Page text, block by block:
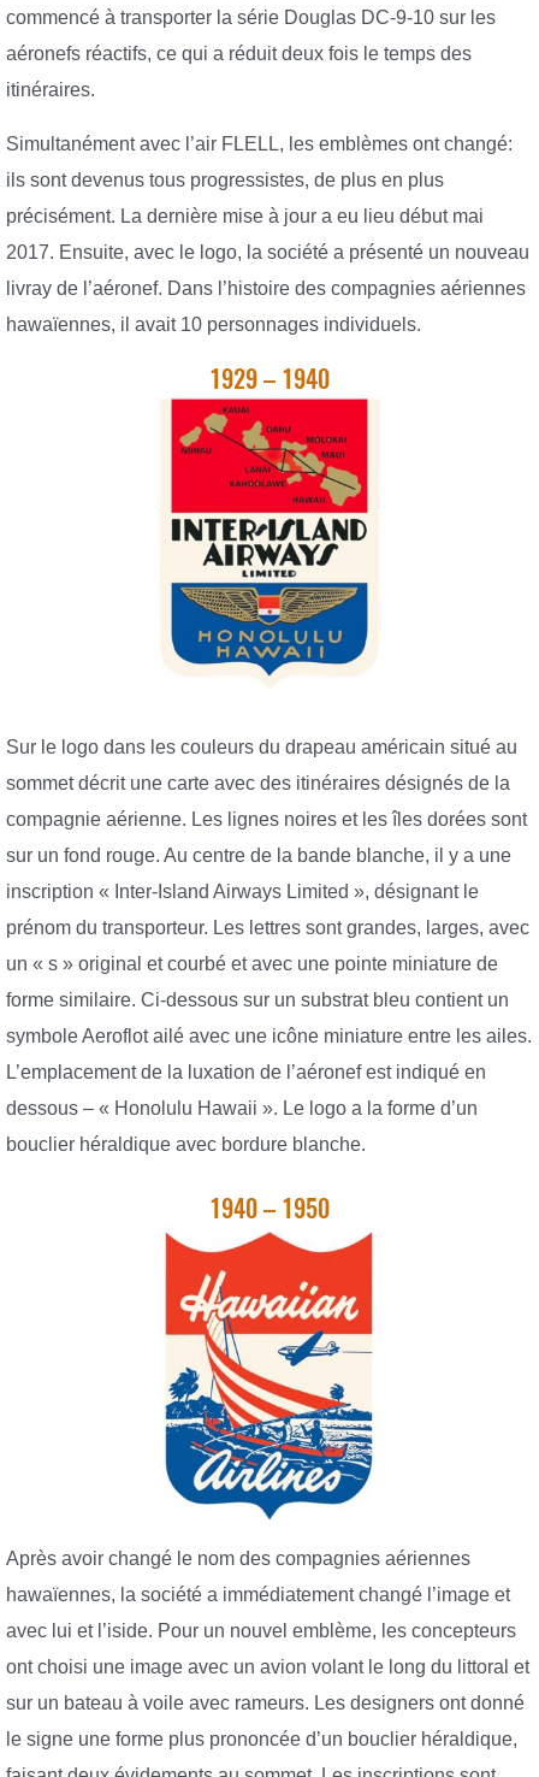
commencé à transporter la série Douglas DC-9-10 sur les
aéronefs réactifs, ce qui a réduit deux fois le temps des
itinéraires.
Simultanément avec l’air FLELL, les emblèmes ont changé:
ils sont devenus tous progressistes, de plus en plus
précisément. La dernière mise à jour a eu lieu début mai
2017. Ensuite, avec le logo, la société a présenté un nouveau
livray de l’aéronef. Dans l’histoire des compagnies aériennes
hawaïennes, il avait 10 personnages individuels.
1929 – 1940
Sur le logo dans les couleurs du drapeau américain situé au
sommet décrit une carte avec des itinéraires désignés de la
compagnie aérienne. Les lignes noires et les îles dorées sont
sur un fond rouge. Au centre de la bande blanche, il y a une
inscription « Inter-Island Airways Limited », désignant le
prénom du transporteur. Les lettres sont grandes, larges, avec
un « s » original et courbé et avec une pointe miniature de
forme similaire. Ci-dessous sur un substrat bleu contient un
symbole Aeroflot ailé avec une icône miniature entre les ailes.
L’emplacement de la luxation de l’aéronef est indiqué en
dessous – « Honolulu Hawaii ». Le logo a la forme d’un
bouclier héraldique avec bordure blanche.
1940 – 1950
Après avoir changé le nom des compagnies aériennes
hawaïennes, la société a immédiatement changé l’image et
avec lui et l’iside. Pour un nouvel emblème, les concepteurs
ont choisi une image avec un avion volant le long du littoral et
sur un bateau à voile avec rameurs. Les designers ont donné
le signe une forme plus prononcée d’un bouclier héraldique,